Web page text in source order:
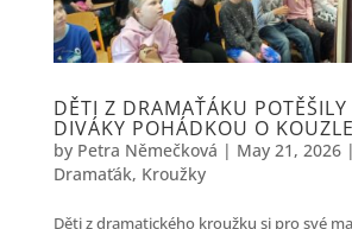
DĚTI Z DRAMAŤÁKU POTĚŠILY
DIVÁKY POHÁDKOU O
by Petra Němečková | May 21, 2026|
Dramaťák, Kroužky
Děti z dramatického kroužku si pro své